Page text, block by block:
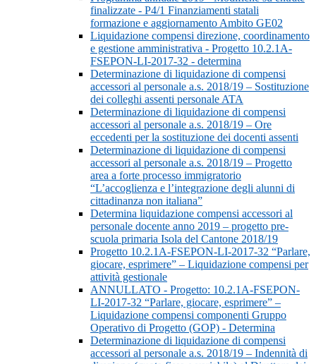
finalizzate - P4/1 Finanziamenti statali
formazione e aggiornamento Ambito GE02
Liquidazione compensi direzione, coordinamento
e gestione amministrativa - Progetto 10.2.1A-
FSEPON-LI-2017-32 - determina
Determinazione di liquidazione di compensi
accessori al personale a.s. 2018/19 – Sostituzione
dei colleghi assenti personale ATA
Determinazione di liquidazione di compensi
accessori al personale a.s. 2018/19 – Ore
eccedenti per la sostituzione dei docenti assenti
Determinazione di liquidazione di compensi
accessori al personale a.s. 2018/19 – Progetto
area a forte processo immigratorio
“L’accoglienza e l’integrazione degli alunni di
cittadinanza non italiana”
Determina liquidazione compensi accessori al
personale docente anno 2019 – progetto pre-
scuola primaria Isola del Cantone 2018/19
Progetto 10.2.1A-FSEPON-LI-2017-32 “Parlare,
giocare, esprimere” – Liquidazione compensi per
attività gestionale
ANNULLATO - Progetto: 10.2.1A-FSEPON-
LI-2017-32 “Parlare, giocare, esprimere” –
Liquidazione compensi componenti Gruppo
Operativo di Progetto (GOP) - Determina
Determinazione di liquidazione di compensi
accessori al personale a.s. 2018/19 – Indennità di